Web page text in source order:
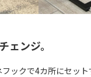
ェンジ。
ックで4カ所にセット